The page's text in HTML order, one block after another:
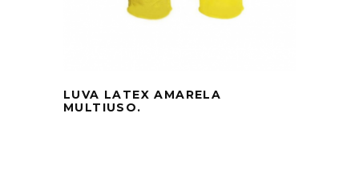
LUVA LATEX AMARELA
MULTIUSO.